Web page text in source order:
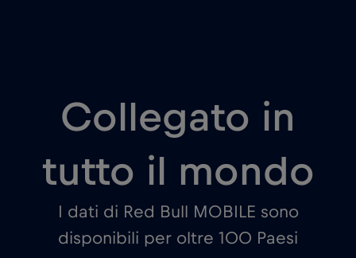
Collegato in
tutto il mondo
I dati di Red Bull MOBILE sono
disponibili per oltre 100 Paesi